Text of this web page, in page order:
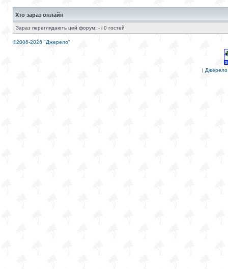
Хто зараз онлайн
Зараз переглядають цей форум: - і 0 гостей
©2006-2026 "Джерело"
| Джерело